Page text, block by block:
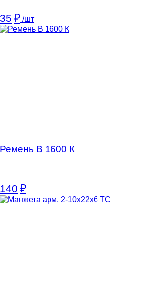
35 ₽ /шт
Ремень В 1600 К
140 ₽